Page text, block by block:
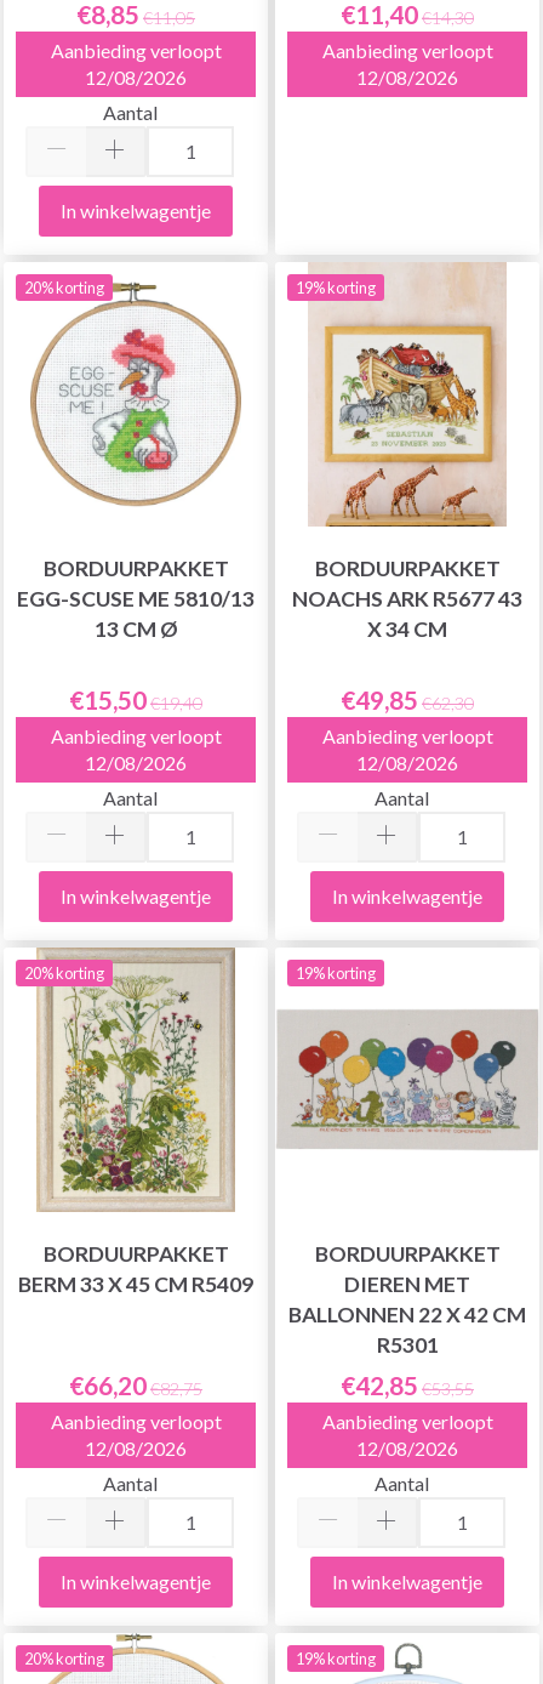
€8,85 €11,05
Aanbieding verloopt
12/08/2026
Aantal
In winkelwagentje
€11,40€14,30
Aanbieding verloopt
12/08/2026
20% korting
BORDUURPAKKET
EGG-SCUSE ME 5810/13
13 CM Ø
€15,50€19,40
Aanbieding verloopt
12/08/2026
Aantal
In winkelwagentje
19% korting
BORDUURPAKKET
NOACHS ARK R5677 43
X 34 CM
€49,85 €62,30
Aanbieding verloopt
12/08/2026
Aantal
In winkelwagentje
20% korting
BORDUURPAKKET
BERM 33 X 45 CM R5409
€66,20€82,75
Aanbieding verloopt
12/08/2026
Aantal
In winkelwagentje
19% korting
BORDUURPAKKET
DIEREN MET
BALLONNEN 22 X 42 CM
R5301
€42,85 €53,55
Aanbieding verloopt
12/08/2026
Aantal
In winkelwagentje
20% korting 19% korting